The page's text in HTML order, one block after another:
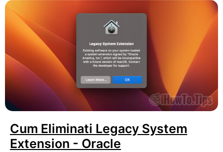
Cum Eliminati Legacy System
Extension - Oracle